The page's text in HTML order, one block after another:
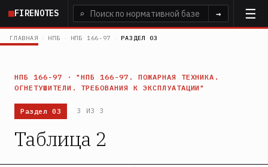
Перейти
основному
FIRENOTES ⌕ →
ГЛАВНАЯ › НПБ › НПБ 166-97 › РАЗДЕЛ 03
НПБ 166-97 · "НПБ 166-97. ПОЖАРНАЯ ТЕХНИКА.
ОГНЕТУШИТЕЛИ. ТРЕБОВАНИЯ К ЭКСПЛУАТАЦИИ"
Раздел 03 3 ИЗ 3
Таблица 2